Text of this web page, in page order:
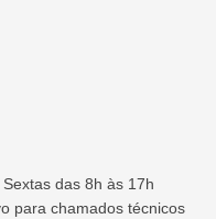
das 8h às 17h
para chamados técnicos